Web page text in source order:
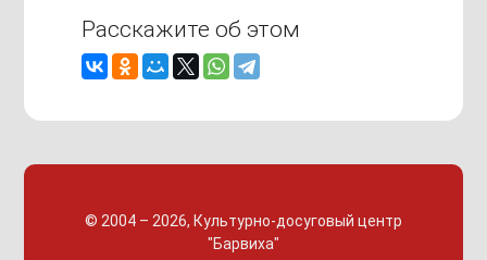
Расскажите об этом
© 2004 – 2026, Культурно-досуговый центр
"Барвиха"